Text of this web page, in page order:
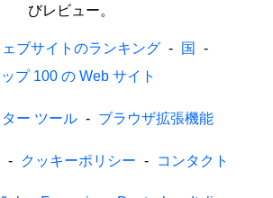
びレビュー。
ェブサイトのランキング - 国
-
ップ 100 の Web サイト
ー ツール - ブラウザ拡張機能
- クッキーポリシー - コンタクト